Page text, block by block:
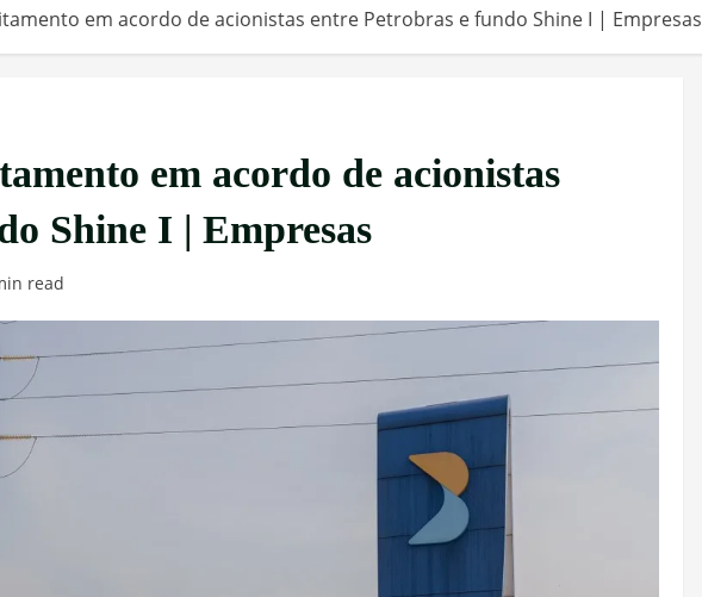
em acordo de acionistas entre Petrobras e fundo Shine I | Empresas
em acordo de acionistas
Shine I | Empresas
read